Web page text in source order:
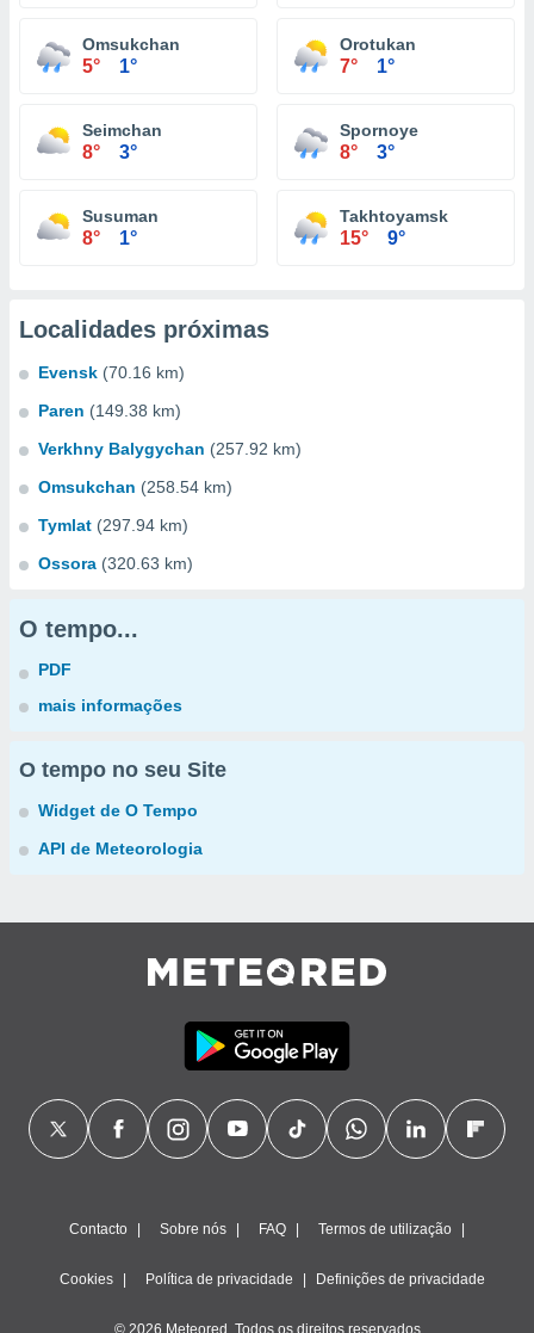
Omsukchan
5° 1°
Orotukan
7° 1°
Seimchan
8° 3°
Spornoye
8° 3°
Susuman
8° 1°
Takhtoyamsk
15° 9°
Localidades próximas
Evensk (70.16 km)
Paren (149.38 km)
Verkhny Balygychan (257.92 km)
Omsukchan (258.54 km)
Tymlat (297.94 km)
Ossora (320.63 km)
O tempo...
PDF
mais informações
O tempo no seu Site
Widget de O Tempo
API de Meteorologia
Contacto Sobre nós FAQ Termos de utilização
Cookies Política de privacidade Definições de privacidade
© 2026 Meteored. Todos os direitos reservados